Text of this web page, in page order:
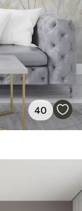
40